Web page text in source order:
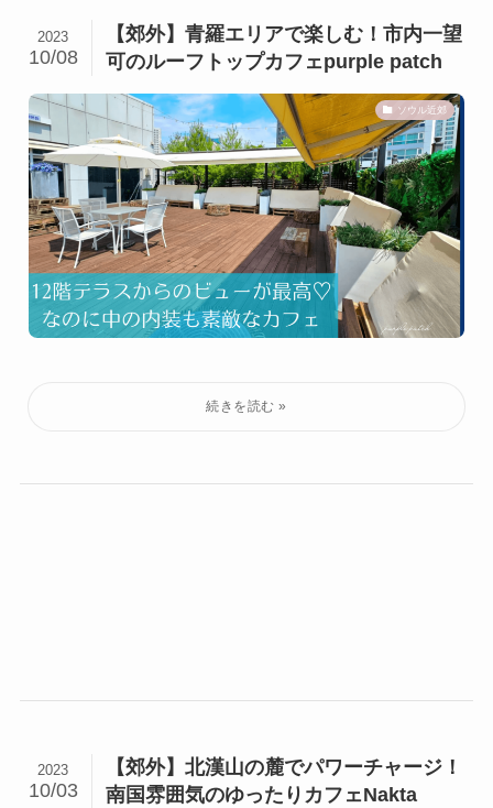
【郊外】青羅エリアで楽しむ！市内一望
可のルーフトップカフェpurple patch
2023
10/08
ソウル近郊
【郊外】北漢山の麓でパワーチャージ！
南国雰囲気のゆったりカフェNakta
2023
10/03